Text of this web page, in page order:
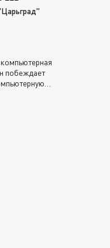
побеждает